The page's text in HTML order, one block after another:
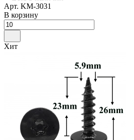
Арт. KM-3031
В корзину
Хит